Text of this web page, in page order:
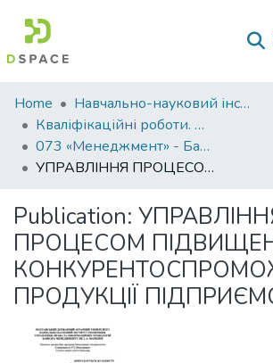
Communities
&
Collections
All of DSpace
Statistics
Home
Навчально-науковий інститут економіки, управління, права та інформаційних технологій
Кваліфікаційні роботи. ННІ економіки, управління, права та ІТ
073 «Менеджмент» - Бакалаври 2022-2023
УПРАВЛІННЯ ПРОЦЕСОМ ПІДВИЩЕННЯ КОНКУРЕНТОСПРОМОЖНОСТІ ПРОДУКЦІЇ ПІДПРИЄМСТВА
Publication:
ПРОЦЕСОМ
ПРОДУКЦІЇ